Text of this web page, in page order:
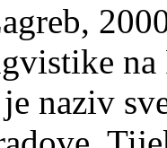
naziv